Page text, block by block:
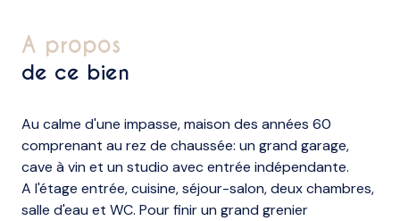
a propos
de ce bien
Au calme d'une impasse, maison des années 60
comprenant au rez de chaussée: un grand garage,
cave à vin et un studio avec entrée indépendante.
A l'étage entrée, cuisine, séjour-salon, deux chambres,
salle d'eau et WC. Pour finir un grand grenier